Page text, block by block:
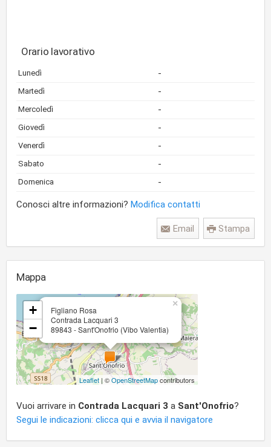
Orario lavorativo
Lunedì -
Martedì -
Mercoledì -
Giovedì -
Venerdì -
Sabato -
Domenica -
Conosci altre informazioni? Modifica contatti
Stampa
Email
Mappa
Figliano Rosa
Contrada Lacquari 3
89843 - Sant'Onofrio (Vibo Valentia)
×
+
−
Leaflet | ©OpenStreetMapcontributors
Vuoi arrivare in Contrada Lacquari 3 a Sant'Onofrio?
Segui le indicazioni: clicca qui e avvia il navigatore